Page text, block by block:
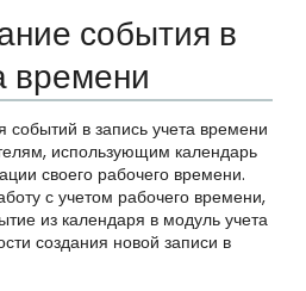
события в
времени
событий в запись учета времени
использующим календарь
своего рабочего времени.
с учетом рабочего времени,
из календаря в модуль учета
создания новой записи в